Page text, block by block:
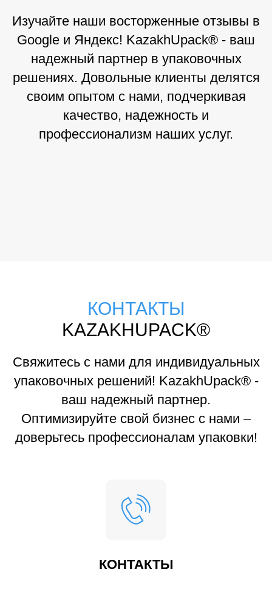
Изучайте наши восторженные отзывы в
Google и Яндекс! KazakhUpack® - ваш
надежный партнер в упаковочных
решениях. Довольные клиенты делятся
своим опытом с нами, подчеркивая
качество, надежность и
профессионализм наших услуг.
КОНТАКТЫ
KAZAKHUPACK®
Свяжитесь с нами для индивидуальных
упаковочных решений! KazakhUpack® -
ваш надежный партнер.
Оптимизируйте свой бизнес с нами –
доверьтесь профессионалам упаковки!
КОНТАКТЫ